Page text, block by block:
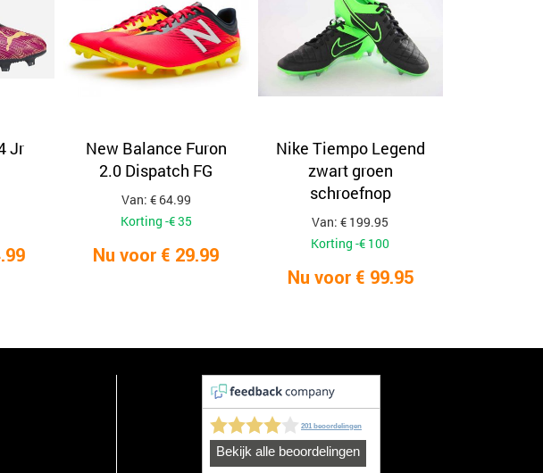
Jr
New Balance Furon
2.0 Dispatch FG
Van: € 64.99
Korting -€ 35
Nu voor € 29.99
Nike Tiempo Legend
zwart groen
schroefnop
Van: € 199.95
Korting -€ 100
Nu voor € 99.95